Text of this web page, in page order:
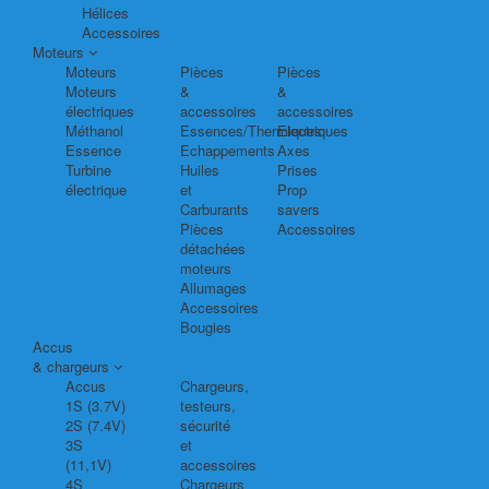
Hélices
Accessoires
Moteurs
Moteurs
Moteurs
électriques
Méthanol
Essence
Turbine
électrique
Pièces
&
accessoires
Essences/Thermiques
Echappements
Huiles
et
Carburants
Pièces
détachées
moteurs
Allumages
Accessoires
Bougies
Pièces
&
accessoires
Electriques
Axes
Prises
Prop
savers
Accessoires
Accus
& chargeurs
Accus
1S (3.7V)
2S (7.4V)
3S
(11,1V)
4S
Chargeurs,
testeurs,
sécurité
et
accessoires
Chargeurs